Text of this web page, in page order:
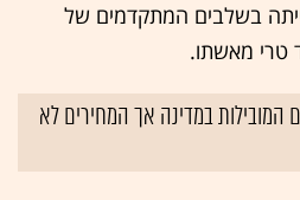
בשלבים המתקדמים של
טרי מאשתו.
המובילות במדינה אך המחירים לא